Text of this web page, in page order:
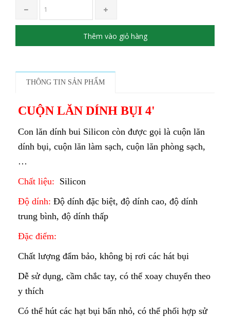
Thêm vào giỏ hàng
THÔNG TIN SẢN PHẨM
CUỘN LĂN DÍNH BỤI 4'
Con lăn dính bui Silicon còn được gọi là cuộn lăn
dính bụi, cuộn lăn làm sạch, cuộn lăn phòng sạch,
…
Chất liệu: Silicon
Độ dính: Độ dính đặc biệt, độ dính cao, độ dính
trung bình, độ dính thấp
Đặc điểm:
Chất lượng đẩm bảo, không bị rơi các hát bụi
Dễ sử dụng, cầm chắc tay, có thể xoay chuyển theo
y thích
Có thể hút các hạt bụi bẩn nhỏ, có thể phối hợp sử